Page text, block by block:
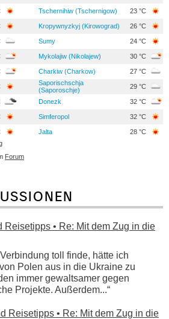
Tschernihiw (Tschernigow) 23 °C
Kropywnyzkyj (Kirowograd) 26 °C
Sumy 24 °C
Mykolajiw (Nikolajew) 30 °C
Charkiw (Charkow) 27 °C
Saporischschja
(Saporoschje)
29 °C
Donezk 32 °C
Simferopol 32 °C
Jalta
28 °C
Forum
Reisetipps • Re: Mit dem Zug in die
toll finde, hätte ich
Polen aus in die Ukraine zu
immer gewaltsamer gegen
Projekte. Außerdem...“
Reisetipps • Re: Mit dem Zug in die